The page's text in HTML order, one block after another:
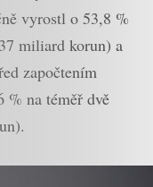
vyrostl o 53,8 %
miliard korun) a
započtením
% na téměř dvě